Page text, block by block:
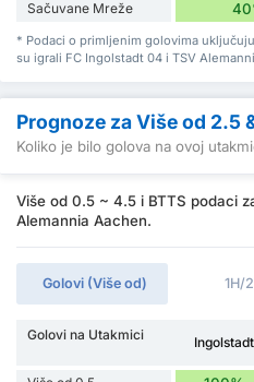
Sačuvane Mreže
* Podaci o primljenim golovima
su igrali FC Ingolstadt 04 i TSV
Prognoze za Više od 2.5
Koliko je bilo golova na ovoj
Više od 0.5 ~ 4.5 i BTTS podaci
Alemannia Aachen.
Golovi (Više od) 1H/
Golovi na Utakmici Ingolstadt